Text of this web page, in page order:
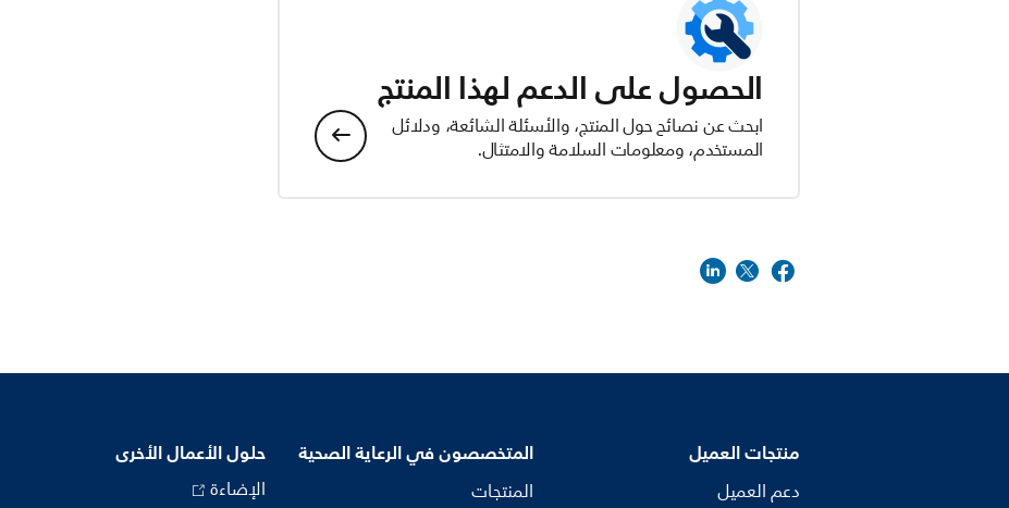
الحصول على الدعم لهذا المنتج
ابحث عن نصائح حول المنتج، والأسئلة الشائعة، ودلائل
المستخدم، ومعلومات السلامة والامتثال.
منتجات العميل
دعم العميل
المتخصصون في الرعاية الصحية
المنتجات
حلول الأعمال الأخرى
الإضاءة